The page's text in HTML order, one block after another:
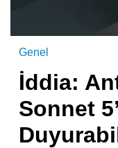
Genel
İddia:
Sonnet